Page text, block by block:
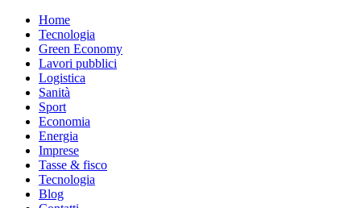
Home
Tecnologia
Green Economy
Lavori pubblici
Logistica
Sanità
Sport
Economia
Energia
Imprese
Tasse & fisco
Tecnologia
Blog